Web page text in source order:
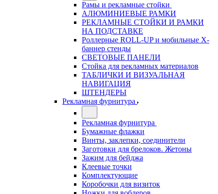
Рамы и рекламные стойки
АЛЮМИНИЕВЫЕ РАМКИ
РЕКЛАМНЫЕ СТОЙКИ И РАМКИ
НА ПОДСТАВКЕ
Роллерные ROLL-UP и мобильные X-
баннер стенды
СВЕТОВЫЕ ПАНЕЛИ
Стойка для рекламных материалов
ТАБЛИЧКИ И ВИЗУАЛЬНАЯ
НАВИГАЦИЯ
ШТЕНДЕРЫ
Рекламная фурнитура
Рекламная фурнитура
Бумажные флажки
Винты, заклепки, соединители
Заготовки для брелоков. Жетоны
Зажим для бейджа
Клеевые точки
Комплектующие
Коробочки для визиток